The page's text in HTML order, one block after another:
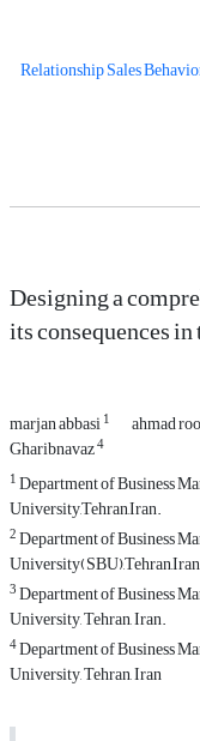
Relationship Sales
Designing a
its consequences
marjan abbasi1 ahmad
Gharibnavaz4
1Department of Business
University,Tehran,Iran.
2Department of Business
3Department of Business
University, Tehran, Iran.
4Department of Business
University, Tehran, Iran